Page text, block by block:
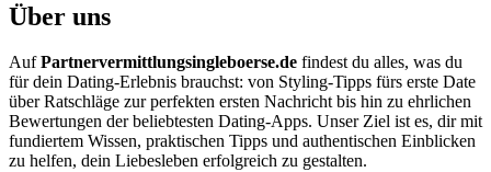
Über uns
AufPartnervermittlungsingleboerse.de findest du alles, was du
für dein Dating-Erlebnis brauchst: von Styling-Tipps fürs erste Date
über Ratschläge zur perfekten ersten Nachricht bis hin zu ehrlichen
Bewertungen der beliebtesten Dating-Apps. Unser Ziel ist es, dir mit
fundiertem Wissen, praktischen Tipps und authentischen Einblicken
zu helfen, dein Liebesleben erfolgreich zu gestalten.